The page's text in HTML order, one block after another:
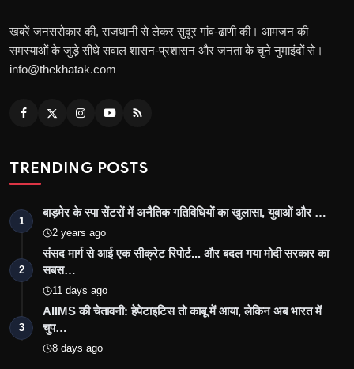
खबरें जनसरोकार की, राजधानी से लेकर सुदूर गांव-ढाणी की। आमजन की
समस्याओं के जुड़े सीधे सवाल शासन-प्रशासन और जनता के चुने नुमाइंदों से।
info@thekhatak.com
TRENDING POSTS
1
बाड़मेर के स्पा सेंटरों में अनैतिक गतिविधियों का खुलासा, युवाओं और …
2 years ago
2
संसद मार्ग से आई एक सीक्रेट रिपोर्ट... और बदल गया मोदी सरकार का
सबस…
11 days ago
3
AIIMS की चेतावनी: हेपेटाइटिस तो काबू में आया, लेकिन अब भारत में
चुप…
8 days ago